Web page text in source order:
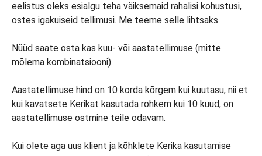
eelistus oleks esialgu teha väiksemaid rahalisi kohustusi,
ostes igakuiseid tellimusi. Me teeme selle lihtsaks.
Nüüd saate osta kas kuu- või aastatellimuse (mitte
mõlema kombinatsiooni).
Aastatellimuse hind on 10 korda kõrgem kui kuutasu, nii et
kui kavatsete Kerikat kasutada rohkem kui 10 kuud, on
aastatellimuse ostmine teile odavam.
Kui olete aga uus klient ja kõhklete Kerika kasutamise